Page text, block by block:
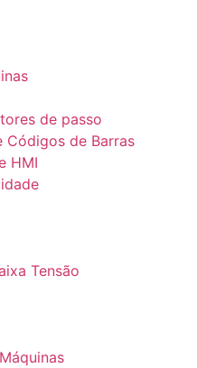
de passo
Códigos de Barras
HMI
Tensão